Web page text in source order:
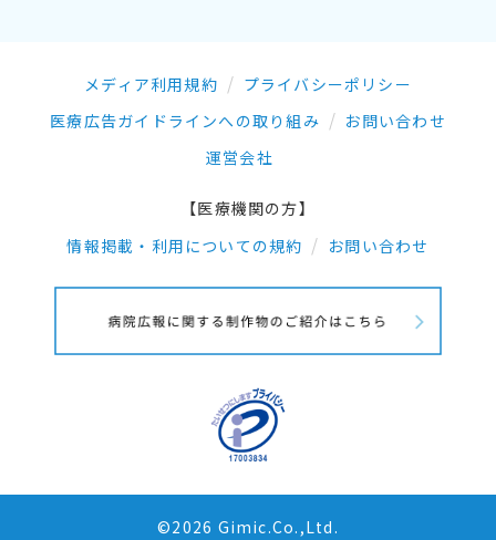
メディア利用規約
プライバシーポリシー
医療広告ガイドラインへの取り組み
お問い合わせ
運営会社
【医療機関の方】
情報掲載・利用についての規約
お問い合わせ
©2026 Gimic.Co.,Ltd.